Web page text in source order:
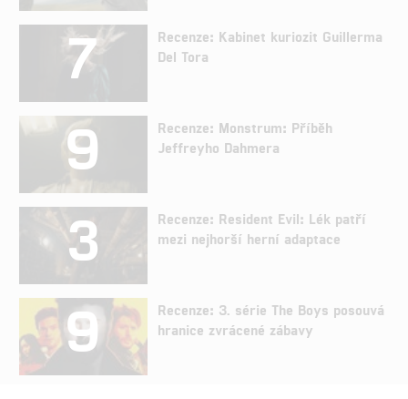
7
Recenze: Kabinet kuriozit Guillerma
Del Tora
9
Recenze: Monstrum: Příběh
Jeffreyho Dahmera
3
Recenze: Resident Evil: Lék patří
mezi nejhorší herní adaptace
9
Recenze: 3. série The Boys posouvá
hranice zvrácené zábavy